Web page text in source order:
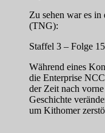
Zu sehen war es
(TNG):
Staffel 3 – Folge
Während eines
die Enterprise
der Zeit nach
Geschichte
um Kithomer